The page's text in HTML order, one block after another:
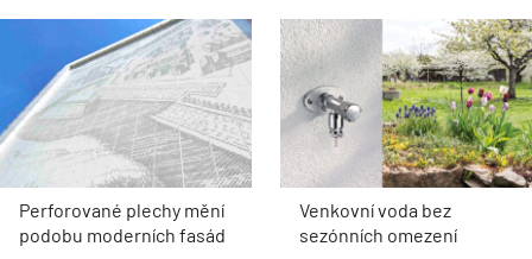
Perforované plechy mění
podobu moderních fasád
Venkovní voda bez
sezónních omezení